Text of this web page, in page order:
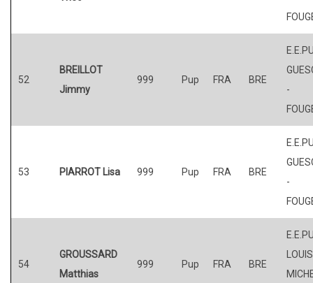
52
BREILLOT
Jimmy
999 Pup FRA BRE
-
53 PIARROT Lisa 999 Pup FRA BRE
-
54
GROUSSARD
Matthias
999 Pup FRA BRE